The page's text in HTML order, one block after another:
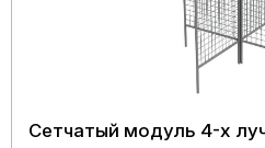
Сетчатый модуль 4-х